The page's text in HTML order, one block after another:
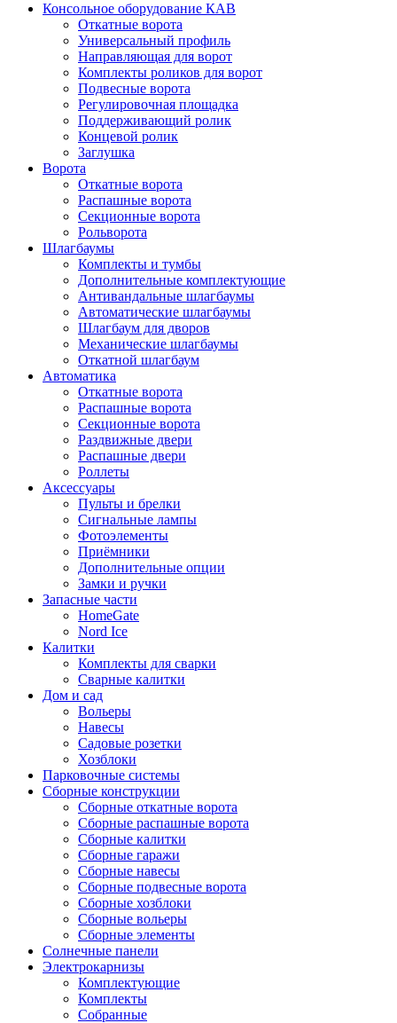
Консольное оборудование КАВ
Откатные ворота
Универсальный профиль
Направляющая для ворот
Комплекты роликов для ворот
Подвесные ворота
Регулировочная площадка
Поддерживающий ролик
Концевой ролик
Заглушка
Ворота
Откатные ворота
Распашные ворота
Секционные ворота
Рольворота
Шлагбаумы
Комплекты и тумбы
Дополнительные комплектующие
Антивандальные шлагбаумы
Автоматические шлагбаумы
Шлагбаум для дворов
Механические шлагбаумы
Откатной шлагбаум
Автоматика
Откатные ворота
Распашные ворота
Секционные ворота
Раздвижные двери
Распашные двери
Роллеты
Аксессуары
Пульты и брелки
Сигнальные лампы
Фотоэлементы
Приёмники
Дополнительные опции
Замки и ручки
Запасные части
HomeGate
Nord Ice
Калитки
Комплекты для сварки
Сварные калитки
Дом и сад
Вольеры
Навесы
Садовые розетки
Хозблоки
Парковочные системы
Сборные конструкции
Сборные откатные ворота
Сборные распашные ворота
Сборные калитки
Сборные гаражи
Сборные навесы
Сборные подвесные ворота
Сборные хозблоки
Сборные вольеры
Сборные элементы
Солнечные панели
Электрокарнизы
Комплектующие
Комплекты
Собранные